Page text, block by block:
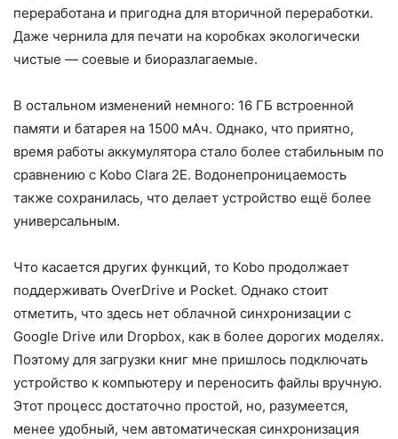
переработана и пригодна для вторичной переработки.
Даже чернила для печати на коробках экологически
чистые — соевые и биоразлагаемые.
В остальном изменений немного: 16 ГБ встроенной
памяти и батарея на 1500 мАч. Однако, что приятно,
время работы аккумулятора стало более стабильным по
сравнению с Kobo Clara 2E. Водонепроницаемость
также сохранилась, что делает устройство ещё более
универсальным.
Что касается других функций, то Kobo продолжает
поддерживать OverDrive и Pocket. Однако стоит
отметить, что здесь нет облачной синхронизации с
Google Drive или Dropbox, как в более дорогих моделях.
Поэтому для загрузки книг мне пришлось подключать
устройство к компьютеру и переносить файлы вручную.
Этот процесс достаточно простой, но, разумеется,
менее удобный, чем автоматическая синхронизация